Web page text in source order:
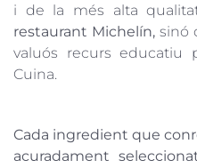
i de la més alta
restaurant Michelín,sinó
valuós recurs educatiu
Cuina.
Cada ingredient que
acuradament